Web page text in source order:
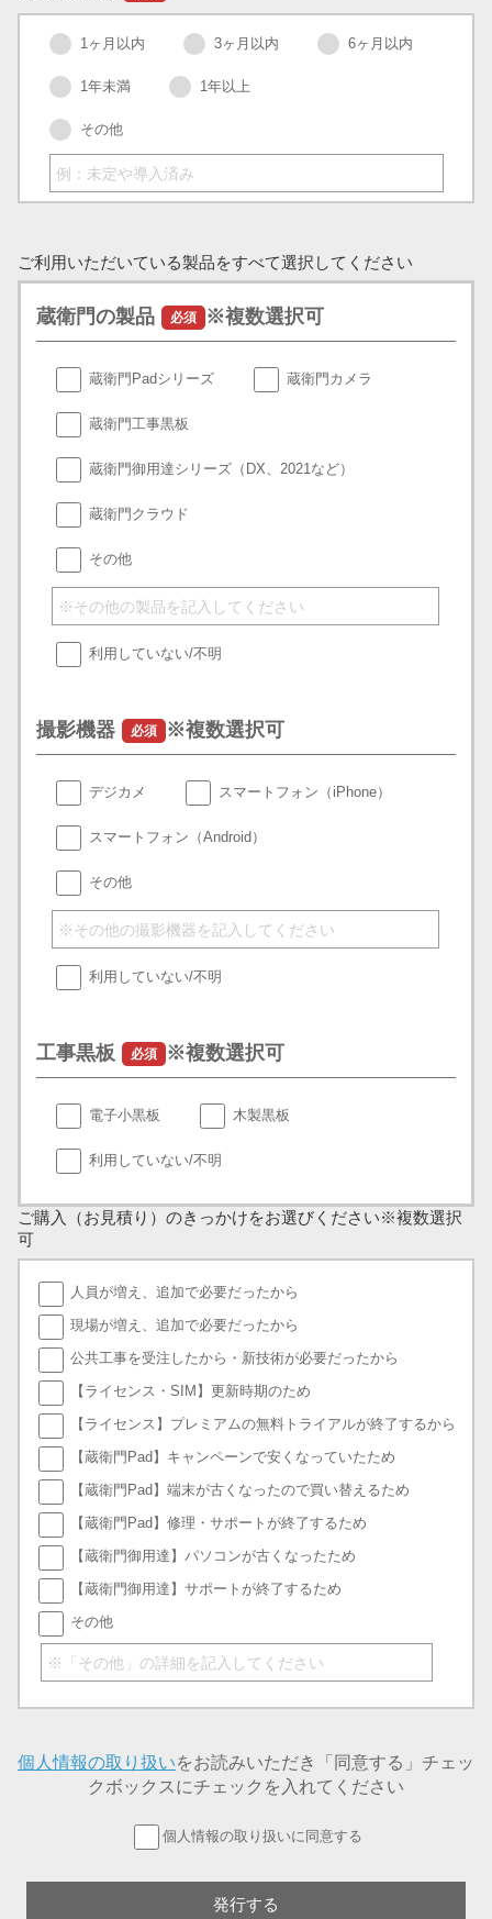
1ヶ月以内 3ヶ月以内 6ヶ月以内
1年未満 1年以上
その他
ご利用いただいている製品をすべて選択してください
蔵衛門の製品 必須 ※複数選択可
蔵衛門Padシリーズ 蔵衛門カメラ
蔵衛門工事黒板
蔵衛門御用達シリーズ（DX、2021など）
蔵衛門クラウド
その他
利用していない/不明
撮影機器 必須 ※複数選択可
デジカメ スマートフォン（iPhone）
スマートフォン（Android）
その他
利用していない/不明
工事黒板 必須 ※複数選択可
電子小黒板 木製黒板
利用していない/不明
ご購入（お見積り）のきっかけをお選びください※複数選択
可
人員が増え、追加で必要だったから
現場が増え、追加で必要だったから
公共工事を受注したから・新技術が必要だったから
【ライセンス・SIM】更新時期のため
【ライセンス】プレミアムの無料トライアルが終了するから
【蔵衛門Pad】キャンペーンで安くなっていたため
【蔵衛門Pad】端末が古くなったので買い替えるため
【蔵衛門Pad】修理・サポートが終了するため
【蔵衛門御用達】パソコンが古くなったため
【蔵衛門御用達】サポートが終了するため
その他
個人情報の取り扱いをお読みいただき「同意する」チェッ
クボックスにチェックを入れてください
個人情報の取り扱いに同意する